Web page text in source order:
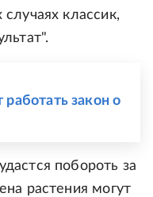
классик,
закон о
побороть за
растения могут